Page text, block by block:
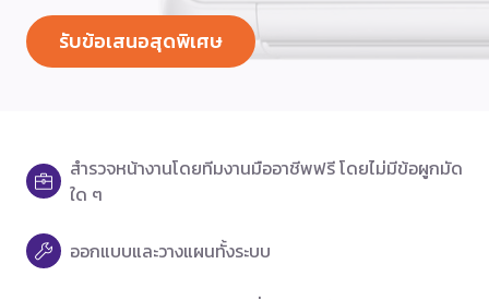
รับข้อเสนอสุดพิเศษ
สำรวจหน้างานโดยทีมงานมืออาชีพฟรี โดยไม่มีข้อผูกมัด
ใด ๆ
ออกแบบและวางแผนทั้งระบบ